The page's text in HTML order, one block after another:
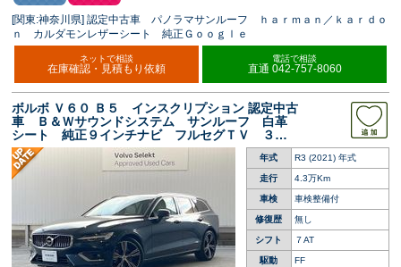
[関東:神奈川県] 認定中古車 パノラマサンルーフ ｈａｒｍａｎ／ｋａｒｄｏ
ｎ カルダモンレザーシート 純正Ｇｏｏｇｌｅ
ネットで相談
在庫確認・見積もり依頼
電話で相談
直通 042-757-8060
ボルボ Ｖ６０ Ｂ５ インスクリプション 認定中古
車 Ｂ＆Ｗサウンドシステム サンルーフ 白革
シート 純正９インチナビ フルセグＴＶ ３６
０°ビューカメラ シートベンチレーション シー
トヒーター アダプティブクルーズコントロール
年式 R3 (2021) 年式
走行 4.3万Km
車検 車検整備付
修復歴 無し
シフト ７AT
駆動 FF